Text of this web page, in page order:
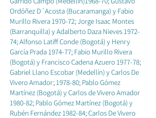
Ordóñez D´Acosta (Bucaramanga) y Fabio
Murillo Rivera 1970-72; Jorge Isaac Montes
(Barranquilla) y Adalberto Daza Nieves 1972-
74; Alfonso Latiff Conde (Bogotá) y Henry
García Prada 1974-77; Fabio Murillo Rivera
(Bogotá) y Francisco Cadena Azuero 1977-78;
Gabriel Llano Escobar (Medellín) y Carlos De
Vivero Amador; 1978-80; Pablo Gómez
Martínez (Bogotá) y Carlos de Vivero Amador
1980-82; Pablo Gómez Martínez (Bogotá) y
Rubén Fernández 1982-84; Carlos De Vivero